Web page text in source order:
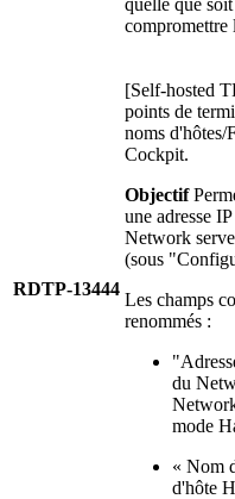
compromettre
RDTP-13444
[Self-hosted
points de
noms d'hôtes/
Cockpit.
Objectif
une adresse
Network
(sous
Les champs
renommés :
du
mode
« Nom
d'hôte